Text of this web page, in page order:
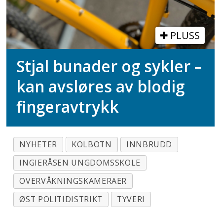
PLUSS
Stjal bunader og sykler –
kan avsløres av blodig
fingeravtrykk
NYHETER KOLBOTN
INNBRUDD
INGIERÅSEN UNGDOMSSKOLE
OVERVÅKNINGSKAMERAER
ØST POLITIDISTRIKT
TYVERI